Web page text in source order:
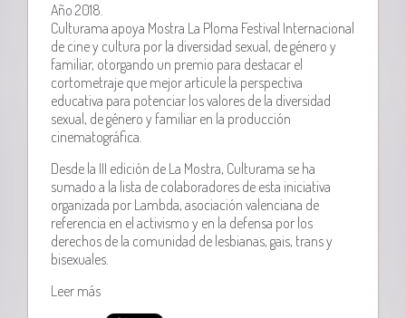
Año 2018.
Culturama apoya Mostra La Ploma Festival Internacional
de cine y cultura por la diversidad sexual, de género y
familiar, otorgando un premio para destacar el
cortometraje que mejor articule la perspectiva
educativa para potenciar los valores de la diversidad
sexual, de género y familiar en la producción
cinematográfica.
Desde la III edición de La Mostra, Culturama se ha
sumado a la lista de colaboradores de esta iniciativa
organizada por Lambda, asociación valenciana de
referencia en el activismo y en la defensa por los
derechos de la comunidad de lesbianas, gais, trans y
bisexuales.
Leer más